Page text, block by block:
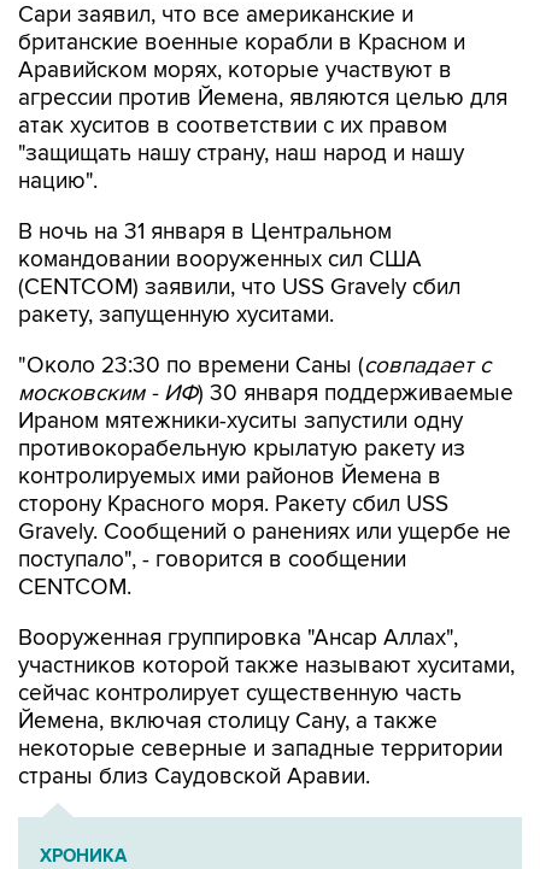
Сари заявил, что все американские и
британские военные корабли в Красном и
Аравийском морях, которые участвуют в
агрессии против Йемена, являются целью для
атак хуситов в соответствии с их правом
"защищать нашу страну, наш народ и нашу
нацию".
В ночь на 31 января в Центральном
командовании вооруженных сил США
(CENTCOM) заявили, что USS Gravely сбил
ракету, запущенную хуситами.
"Около 23:30 по времени Саны (совпадает с
московским - ИФ) 30 января поддерживаемые
Ираном мятежники-хуситы запустили одну
противокорабельную крылатую ракету из
контролируемых ими районов Йемена в
сторону Красного моря. Ракету сбил USS
Gravely. Сообщений о ранениях или ущербе не
поступало", - говорится в сообщении
CENTCOM.
Вооруженная группировка "Ансар Аллах",
участников которой также называют хуситами,
сейчас контролирует существенную часть
Йемена, включая столицу Сану, а также
некоторые северные и западные территории
страны близ Саудовской Аравии.
ХРОНИКА